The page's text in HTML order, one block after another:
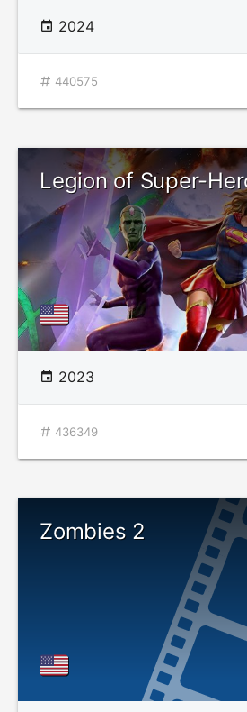
2024
440575
Legion of Super-
2023
436349
Zombies 2